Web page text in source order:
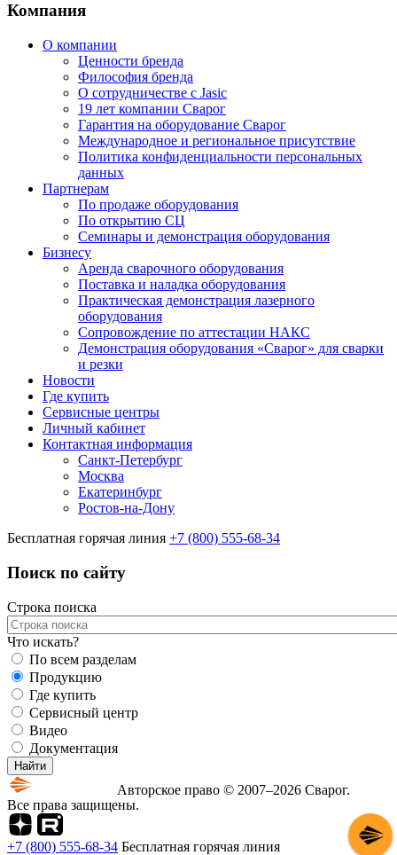
Компания
О компании
Ценности бренда
Философия бренда
О сотрудничестве с Jasic
19 лет компании Сварог
Гарантия на оборудование Сварог
Международное и региональное присутствие
Политика конфиденциальности персональных
данных
Партнерам
По продаже оборудования
По открытию СЦ
Семинары и демонстрация оборудования
Бизнесу
Аренда сварочного оборудования
Поставка и наладка оборудования
Практическая демонстрация лазерного
оборудования
Сопровождение по аттестации НАКС
Демонстрация оборудования «Сварог» для сварки
и резки
Новости
Где купить
Сервисные центры
Личный кабинет
Контактная информация
Санкт-Петербург
Москва
Екатеринбург
Ростов-на-Дону
Бесплатная горячая линия +7 (800) 555-68-34
Поиск по сайту
Строка поиска
Что искать?
По всем разделам
Продукцию
Где купить
Сервисный центр
Видео
Документация
Авторское право © 2007–2026 Сварог.
Все права защищены.
+7 (800) 555-68-34 Бесплатная горячая линия